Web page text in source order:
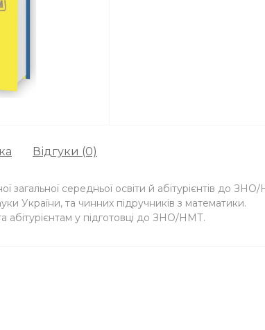
Відгуки (0)
загальної середньої освіти й абітурієнтів до
України, та чинних підручників з математики.
у підготовці до ЗНО/НМТ.